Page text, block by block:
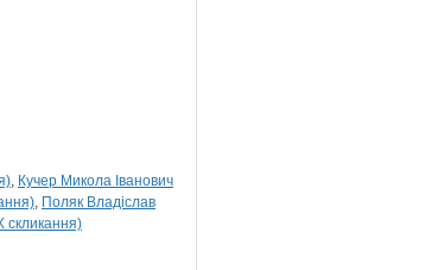
Кучер Микола Іванович
Поляк Владіслав
скликання)